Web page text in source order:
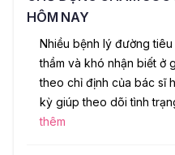
HÔM NAY
Nhiều bệnh lý đường
thầm và khó nhận biết ở
theo chỉ định của bác sĩ
kỳ giúp theo dõi tình
thêm